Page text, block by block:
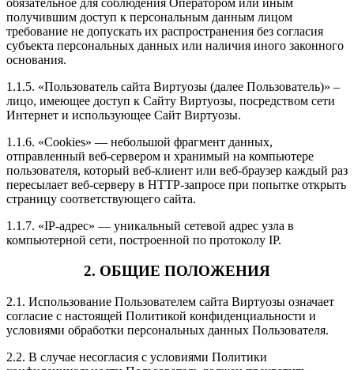
обязательное для соблюдения Оператором или иным
получившим доступ к персональным данным лицом
требование не допускать их распространения без согласия
субъекта персональных данных или наличия иного законного
основания.
1.1.5. «Пользователь сайта Виртуозы (далее Пользователь)» –
лицо, имеющее доступ к Сайту Виртуозы, посредством сети
Интернет и использующее Сайт Виртуозы.
1.1.6. «Cookies» — небольшой фрагмент данных,
отправленный веб-сервером и хранимый на компьютере
пользователя, который веб-клиент или веб-браузер каждый раз
пересылает веб-серверу в HTTP-запросе при попытке открыть
страницу соответствующего сайта.
1.1.7. «IP-адрес» — уникальный сетевой адрес узла в
компьютерной сети, построенной по протоколу IP.
2. ОБЩИЕ ПОЛОЖЕНИЯ
2.1. Использование Пользователем сайта Виртуозы означает
согласие с настоящей Политикой конфиденциальности и
условиями обработки персональных данных Пользователя.
2.2. В случае несогласия с условиями Политики